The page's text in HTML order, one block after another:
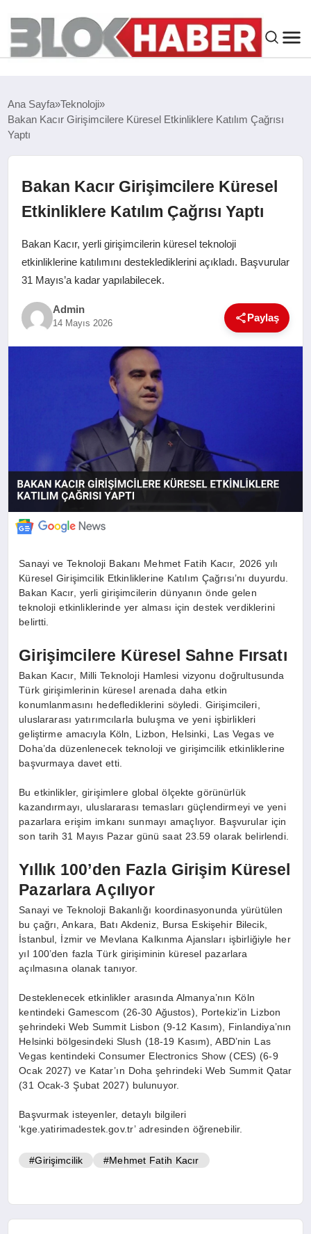
SIYASET
SPOR
EKONOMI
SAĞLIK
Ana Sayfa Teknoloji
Bakan Kacır Girişimcilere Küresel Etkinliklere Katılım Çağrısı
Yaptı
Bakan Kacır Girişimcilere Küresel
Etkinliklere Katılım Çağrısı Yaptı
Bakan Kacır, yerli girişimcilerin küresel teknoloji
etkinliklerine katılımını desteklediklerini açıkladı. Başvurular
31 Mayıs’a kadar yapılabilecek.
Admin
14 Mayıs 2026 Paylaş
Sanayi ve Teknoloji Bakanı Mehmet Fatih Kacır, 2026 yılı
Küresel Girişimcilik Etkinliklerine Katılım Çağrısı’nı duyurdu.
Bakan Kacır, yerli girişimcilerin dünyanın önde gelen
teknoloji etkinliklerinde yer alması için destek verdiklerini
belirtti.
Girişimcilere Küresel Sahne Fırsatı
Bakan Kacır, Milli Teknoloji Hamlesi vizyonu doğrultusunda
Türk girişimlerinin küresel arenada daha etkin
konumlanmasını hedeflediklerini söyledi. Girişimcileri,
uluslararası yatırımcılarla buluşma ve yeni işbirlikleri
geliştirme amacıyla Köln, Lizbon, Helsinki, Las Vegas ve
Doha’da düzenlenecek teknoloji ve girişimcilik etkinliklerine
başvurmaya davet etti.
Bu etkinlikler, girişimlere global ölçekte görünürlük
kazandırmayı, uluslararası temasları güçlendirmeyi ve yeni
pazarlara erişim imkanı sunmayı amaçlıyor. Başvurular için
son tarih 31 Mayıs Pazar günü saat 23.59 olarak belirlendi.
Yıllık 100’den Fazla Girişim Küresel
Pazarlara Açılıyor
Sanayi ve Teknoloji Bakanlığı koordinasyonunda yürütülen
bu çağrı, Ankara, Batı Akdeniz, Bursa Eskişehir Bilecik,
İstanbul, İzmir ve Mevlana Kalkınma Ajansları işbirliğiyle her
yıl 100’den fazla Türk girişiminin küresel pazarlara
açılmasına olanak tanıyor.
Desteklenecek etkinlikler arasında Almanya’nın Köln
kentindeki Gamescom (26-30 Ağustos), Portekiz’in Lizbon
şehrindeki Web Summit Lisbon (9-12 Kasım), Finlandiya’nın
Helsinki bölgesindeki Slush (18-19 Kasım), ABD’nin Las
Vegas kentindeki Consumer Electronics Show (CES) (6-9
Ocak 2027) ve Katar’ın Doha şehrindeki Web Summit Qatar
(31 Ocak-3 Şubat 2027) bulunuyor.
Başvurmak isteyenler, detaylı bilgileri
‘kge.yatirimadestek.gov.tr’ adresinden öğrenebilir.
#Girişimcilik #Mehmet Fatih Kacır